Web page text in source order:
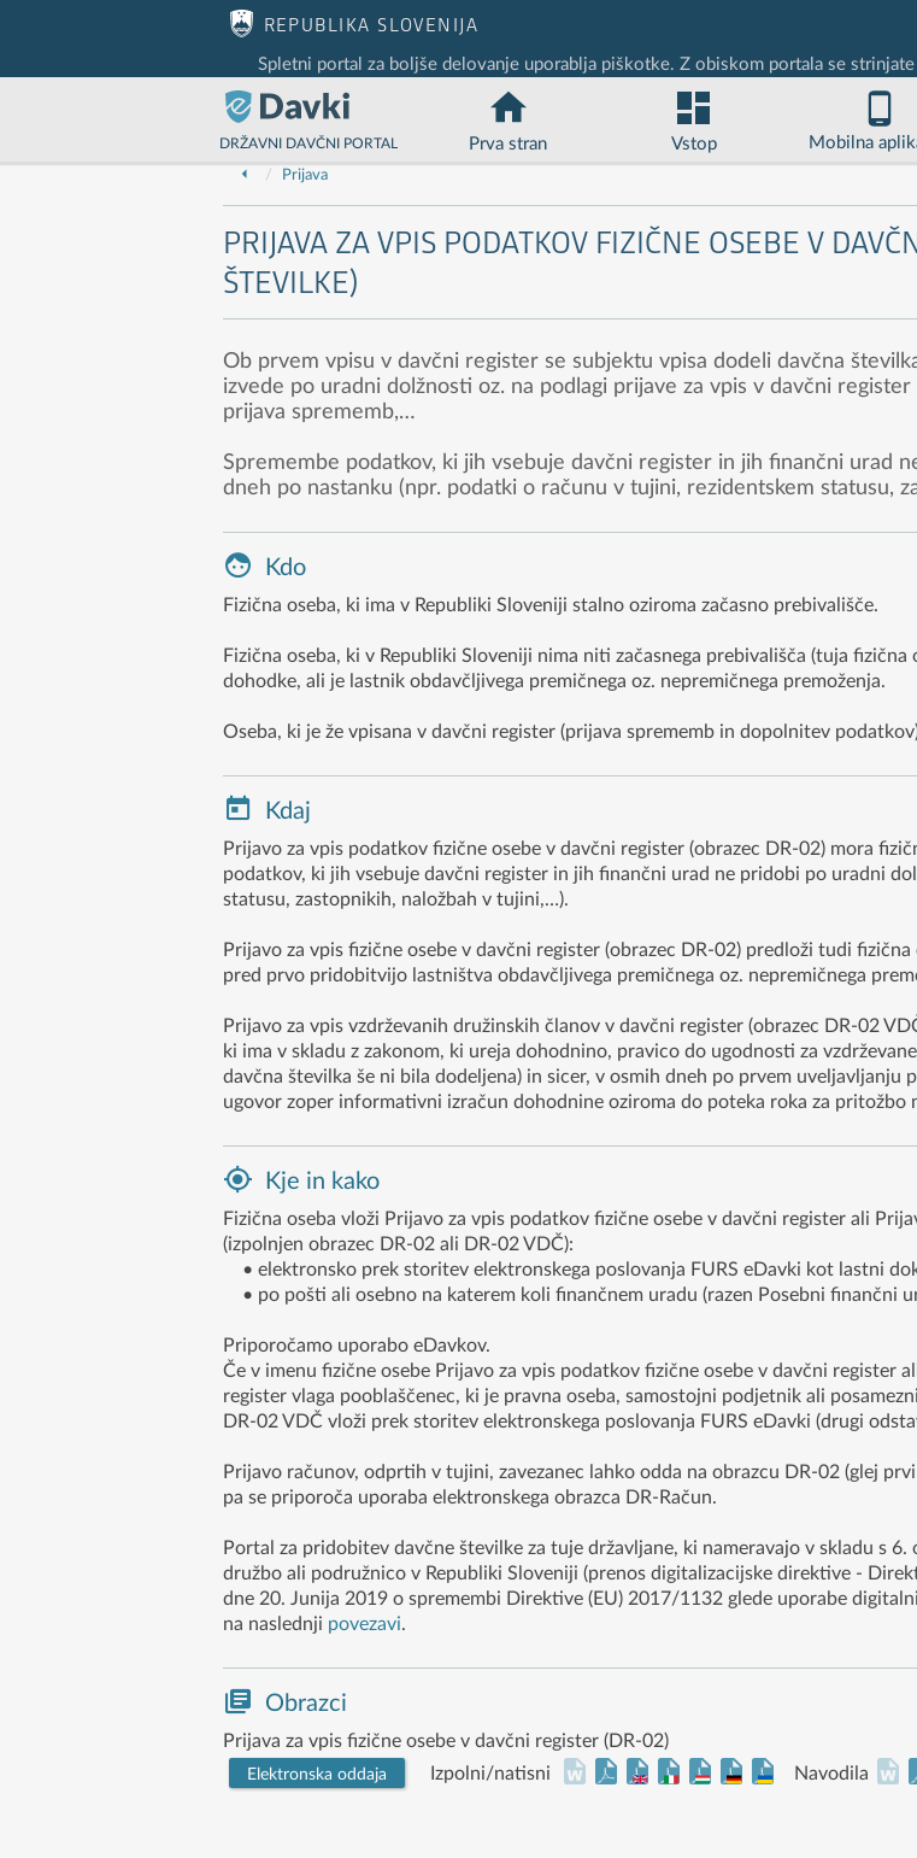
Nadaljuj na vsebino zaprtega portala
REPUBLIKA SLOVENIJA
Spletni portal za boljše delovanje uporablja piškotke. Z obiskom portala se
DRŽAVNI DAVČNI PORTAL Prva stran Vstop Mobilna
Prijava
PRIJAVA ZA VPIS PODATKOV FIZIČNE OSEBE V
ŠTEVILKE)
Ob prvem vpisu v davčni register se subjektu vpisa dodeli davčna
izvede po uradni dolžnosti oz. na podlagi prijave za vpis v davčni
prijava sprememb,…
Spremembe podatkov, ki jih vsebuje davčni register in jih finančni urad
dneh po nastanku (npr. podatki o računu v tujini, rezidentskem statusu,
Kdo
Fizična oseba, ki ima v Republiki Sloveniji stalno oziroma začasno prebivališče.
Fizična oseba, ki v Republiki Sloveniji nima niti začasnega prebivališča (tuja
dohodke, ali je lastnik obdavčljivega premičnega oz. nepremičnega premoženja.
Oseba, ki je že vpisana v davčni register (prijava sprememb in dopolnitev
Kdaj
Prijavo za vpis podatkov fizične osebe v davčni register (obrazec DR-02) mora
podatkov, ki jih vsebuje davčni register in jih finančni urad ne pridobi po uradni
statusu, zastopnikih, naložbah v tujini,…).
Prijavo za vpis fizične osebe v davčni register (obrazec DR-02) predloži tudi
pred prvo pridobitvijo lastništva obdavčljivega premičnega oz. nepremičnega
Prijavo za vpis vzdrževanih družinskih članov v davčni register (obrazec DR-02
ki ima v skladu z zakonom, ki ureja dohodnino, pravico do ugodnosti za
davčna številka še ni bila dodeljena) in sicer, v osmih dneh po prvem uveljavljanju
ugovor zoper informativni izračun dohodnine oziroma do poteka roka za pritožbo
Kje in kako
Fizična oseba vloži Prijavo za vpis podatkov fizične osebe v davčni register ali
(izpolnjen obrazec DR-02 ali DR-02 VDČ):
• elektronsko prek storitev elektronskega poslovanja FURS eDavki kot lastni
• po pošti ali osebno na katerem koli finančnem uradu (razen Posebni finančni
Priporočamo uporabo eDavkov.
Če v imenu fizične osebe Prijavo za vpis podatkov fizične osebe v davčni register
register vlaga pooblaščenec, ki je pravna oseba, samostojni podjetnik ali
DR-02 VDČ vloži prek storitev elektronskega poslovanja FURS eDavki (drugi
Prijavo računov, odprtih v tujini, zavezanec lahko odda na obrazcu DR-02 (glej
pa se priporoča uporaba elektronskega obrazca DR-Račun.
Portal za pridobitev davčne številke za tuje državljane, ki nameravajo v skladu s
družbo ali podružnico v Republiki Sloveniji (prenos digitalizacijske direktive -
dne 20. Junija 2019 o spremembi Direktive (EU) 2017/1132 glede uporabe
na naslednji povezavi.
Obrazci
Prijava za vpis fizične osebe v davčni register (DR-02)
Elektronska oddaja Izpolni/natisni Navodila